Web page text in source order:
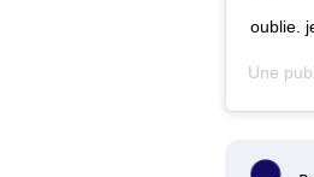
oublie.
Une